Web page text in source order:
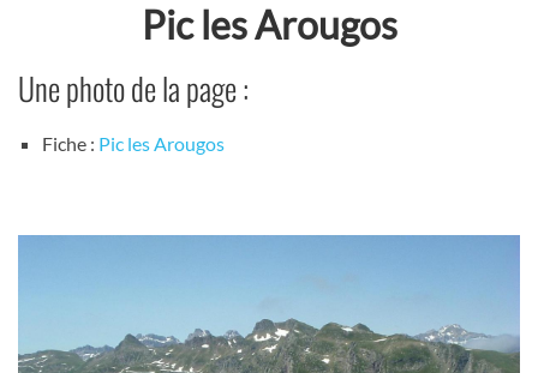
Pic les Arougos
Une photo de la page :
Fiche : Pic les Arougos